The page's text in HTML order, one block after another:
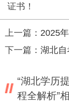
证书！
上一篇： 2025年华
下一篇： 湖北自考
“湖北学历
程全解析”